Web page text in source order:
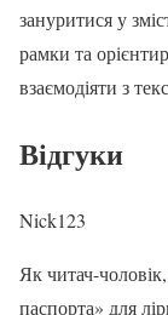
зануритися у
рамки та
взаємодіяти з
Відгуки
Nick123
Як читач-
паспорта» для